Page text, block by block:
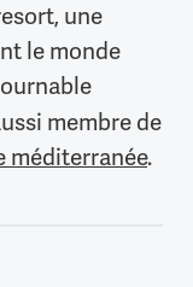
une
le monde
membre de
méditerranée.